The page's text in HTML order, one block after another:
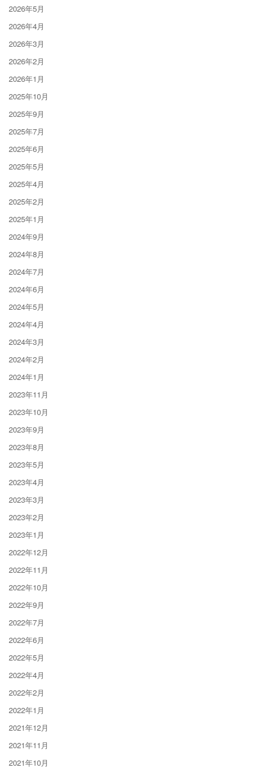
2026年5月
2026年4月
2026年3月
2026年2月
2026年1月
2025年10月
2025年9月
2025年7月
2025年6月
2025年5月
2025年4月
2025年2月
2025年1月
2024年9月
2024年8月
2024年7月
2024年6月
2024年5月
2024年4月
2024年3月
2024年2月
2024年1月
2023年11月
2023年10月
2023年9月
2023年8月
2023年5月
2023年4月
2023年3月
2023年2月
2023年1月
2022年12月
2022年11月
2022年10月
2022年9月
2022年7月
2022年6月
2022年5月
2022年4月
2022年2月
2022年1月
2021年12月
2021年11月
2021年10月